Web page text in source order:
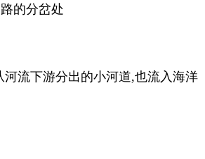
的分岔处
河流下游分出的小河道,也流入海洋